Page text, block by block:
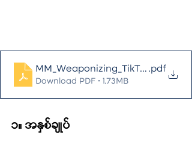
.pdf
Download PDF • 1.73MB
၁။ အနှစ်ချုပ်